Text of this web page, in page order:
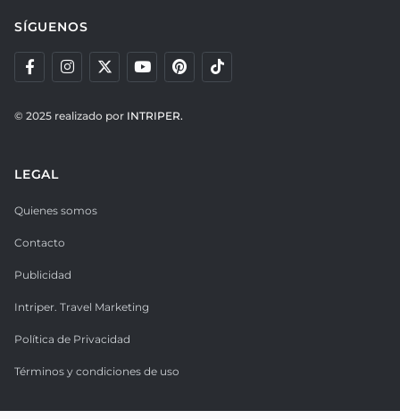
SÍGUENOS
© 2025 realizado por INTRIPER.
LEGAL
Quienes somos
Contacto
Publicidad
Intriper. Travel Marketing
Política de Privacidad
Términos y condiciones de uso